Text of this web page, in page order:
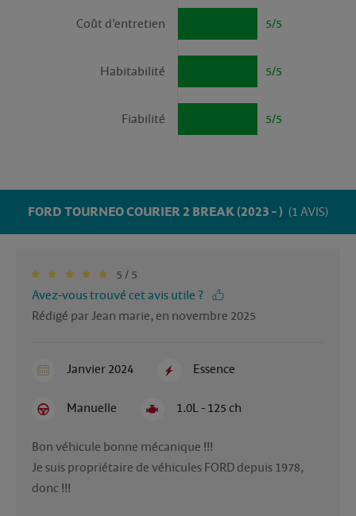
5/5
Coût d’entretien
5/5
Habitabilité
5/5
Fiabilité
FORD TOURNEO COURIER 2 BREAK (2023 - ) (1 AVIS)
5 / 5
Avez-vous trouvé cet avis utile ?
Rédigé par Jean marie, en novembre 2025
Janvier 2024 Essence
Manuelle 1.0L - 125 ch
Bon véhicule bonne mécanique !!!
Je suis propriétaire de véhicules FORD depuis 1978,
donc !!!